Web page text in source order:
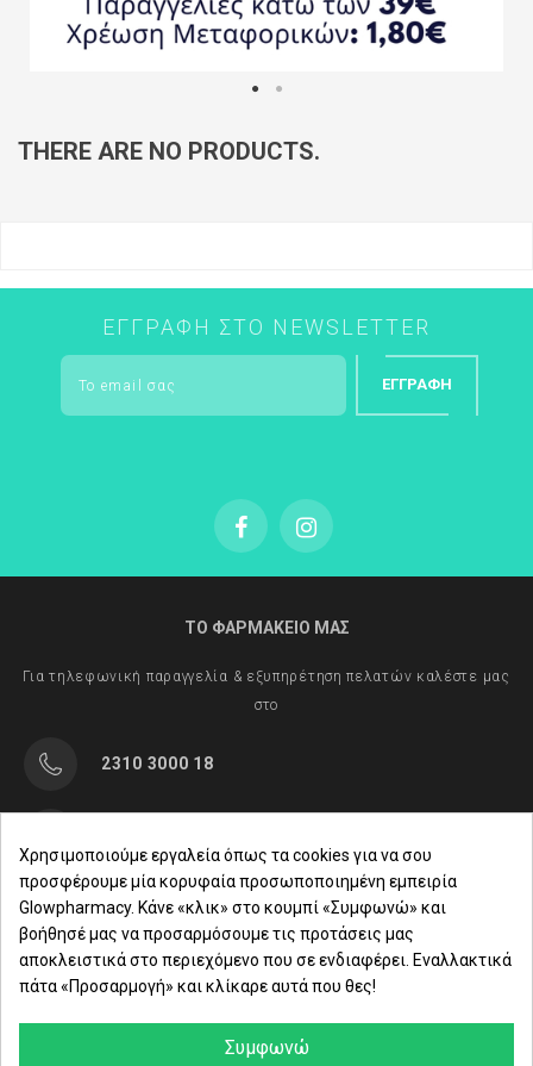
THERE ARE NO PRODUCTS.
ΕΓΓΡΑΦΉ ΣΤΟ NEWSLETTER
ΕΓΓΡΑΦΉ
ΤΟ ΦΑΡΜΑΚΕΙΟ ΜΑΣ
Για τηλεφωνική παραγγελία & εξυπηρέτηση πελατών καλέστε μας
στο
2310 3000 18
Δευ. - Παρ.: 8:00 - 21:00
Σάββατο: 09:00-15:00
ΕΤΑΙΡΕΙΑ
Χρησιμοποιούμε εργαλεία όπως τα cookies για να σου
προσφέρουμε μία κορυφαία προσωποποιημένη εμπειρία
Glowpharmacy. Κάνε «κλικ» στο κουμπί «Συμφωνώ» και
βοήθησέ μας να προσαρμόσουμε τις προτάσεις μας
αποκλειστικά στο περιεχόμενο που σε ενδιαφέρει. Εναλλακτικά
πάτα «Προσαρμογή» και κλίκαρε αυτά που θες!
Συμφωνώ